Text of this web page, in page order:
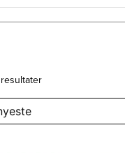
dine termiske enheter
du kan være trygg på
komponentene for å
resultaterSortert
siste